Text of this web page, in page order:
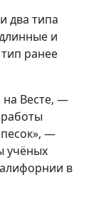
два типа
и
ранее
Весте, —
песок», —
учёных
в